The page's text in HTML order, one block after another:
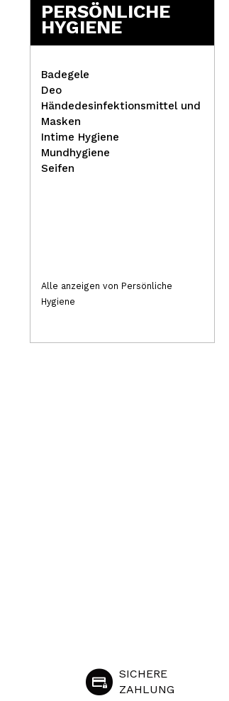
Claresa – Semipermanenter
Nagellack Soak off – 06:
Lollipop
4,95€
PERSÖNLICHE
HYGIENE
Badegele
Deo
Händedesinfektionsmittel und
Masken
Intime Hygiene
Mundhygiene
Seifen
Alle anzeigen von Persönliche
Hygiene
SICHERE
ZAHLUNG